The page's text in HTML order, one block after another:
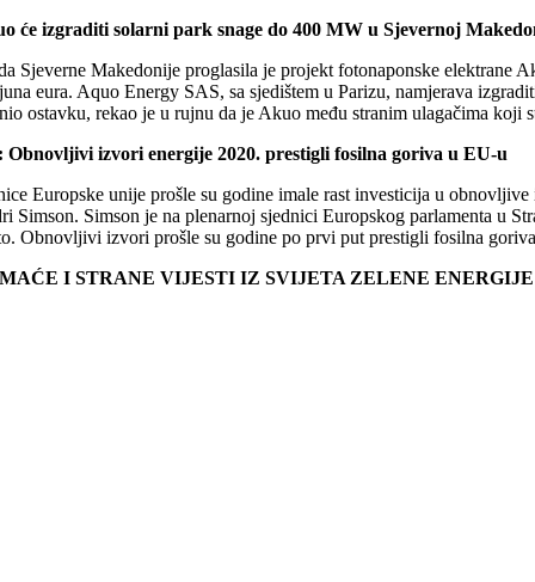
će izgraditi solarni park snage do 400 MW u Sjevernoj
Sjeverne Makedonije proglasila je projekt fotonaponske elektrane
eura. Aquo Energy SAS, sa sjedištem u Parizu, namjerava
ostavku, rekao je u rujnu da je Akuo među stranim ulagačima koji
Obnovljivi izvori energije 2020. prestigli fosilna goriva u EU-u
Europske unije prošle su godine imale rast investicija u
Simson. Simson je na plenarnoj sjednici Europskog parlamenta u
Obnovljivi izvori prošle su godine po prvi put prestigli fosilna
I STRANE VIJESTI IZ SVIJETA ZELENE